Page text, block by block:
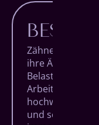
BESTE
Zähne sind
ihre Ästhetik als
Belastbarkeit.
Arbeitsschritte
hochwertigsten
und schöne